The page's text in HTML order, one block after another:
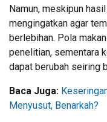
Namun, meskipun
mengingatkan agar
berlebihan. Pola
penelitian, sementara
dapat berubah seiring
Baca Juga:
Menyusut, Benarkah?